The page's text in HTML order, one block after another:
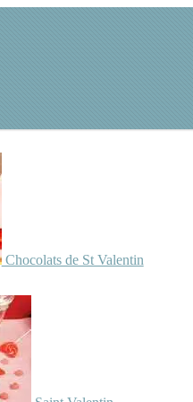
Chocolats de St Valentin